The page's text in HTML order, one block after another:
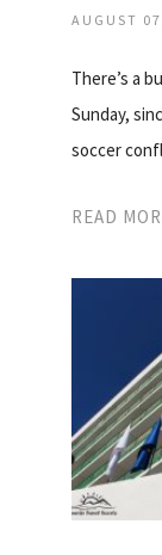
AUGUST
There’s a
Sunday,
soccer
READ